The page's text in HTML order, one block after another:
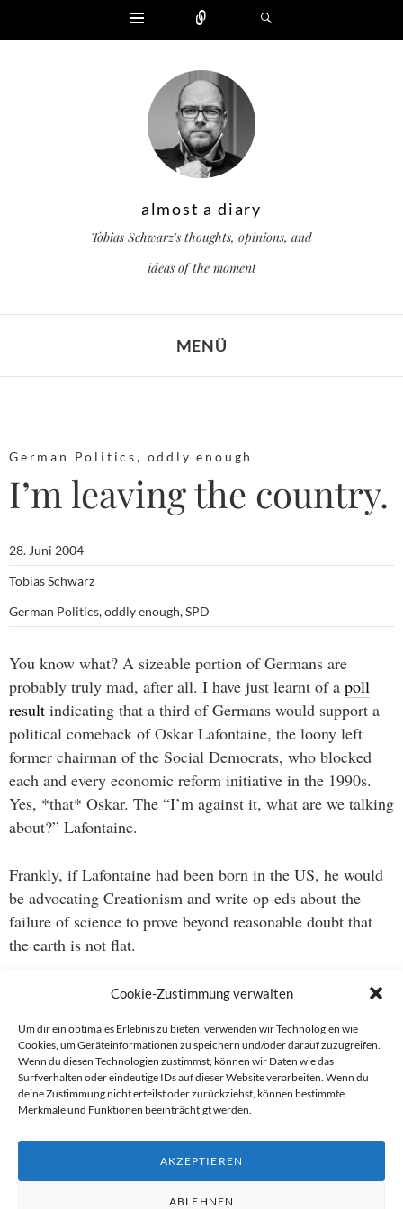
Cookie-Zustimmung verwalten
Um dir ein optimales Erlebnis zu bieten, verwenden wir Technologien wie
Cookies, um Geräteinformationen zu speichern und/oder darauf zuzugreifen.
Wenn du diesen Technologien zustimmst, können wir Daten wie das
Surfverhalten oder eindeutige IDs auf dieser Website verarbeiten. Wenn du
deine Zustimmung nicht erteilst oder zurückziehst, können bestimmte
Merkmale und Funktionen beeinträchtigt werden.
AKZEPTIEREN
ABLEHNEN
Widgets
almost a diary
Tobias Schwarz's thoughts, opinions, and
ideas of the moment
MENÜ
German Politics, oddly enough
I’m leaving the country.
28. Juni 2004
Tobias Schwarz
German Politics,oddly enough,SPD
You know what? A sizeable portion of Germans are
probably truly mad, after all. I have just learnt of a poll
result indicating that a third of Germans would support a
political comeback of Oskar Lafontaine, the loony left
former chairman of the Social Democrats, who blocked
each and every economic reform initiative in the 1990s.
Yes, *that* Oskar. The “I’m against it, what are we talking
about?” Lafontaine.
Frankly, if Lafontaine had been born in the US, he would
be advocating Creationism and write op-eds about the
failure of science to prove beyond reasonable doubt that
the earth is not flat.
I mean, has anyone ever “really” seen the entire globe?
Beitragsnavigation
→
←